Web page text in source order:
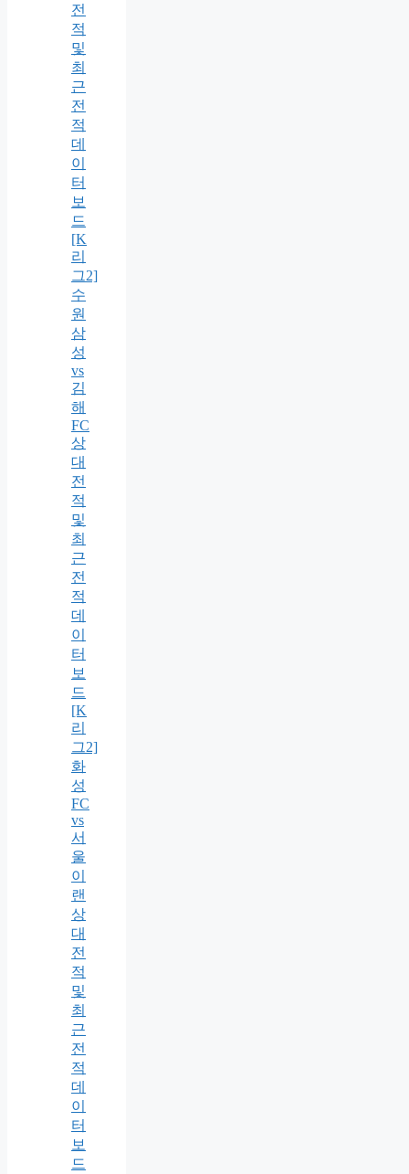
전
적
및
최
근
전
적
데
이
터
보
드
[K
리
그2]
수
원
삼
성
vs
김
해
FC
상
대
전
적
및
최
근
전
적
데
이
터
보
드
[K
리
그2]
화
성
FC
vs
서
울
이
랜
상
대
전
적
및
최
근
전
적
데
이
터
보
드